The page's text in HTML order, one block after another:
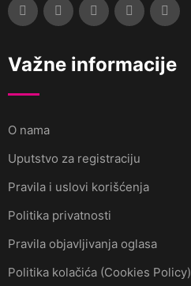
Važne informacije
O nama
Uputstvo za registraciju
Pravila i uslovi korišćenja
Politika privatnosti
Pravila objavljivanja oglasa
Politika kolačića (Cookies Policy)